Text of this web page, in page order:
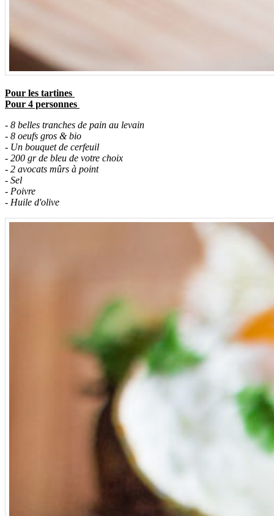
Pour les tartines
Pour 4 personnes
- 8 belles tranches de pain au levain
- 8 oeufs gros & bio
- Un bouquet de cerfeuil
- 200 gr de bleu de votre choix
- 2 avocats mûrs à point
- Sel
- Poivre
- Huile d'olive